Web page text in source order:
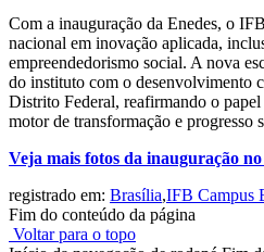
Com a inauguração da Enedes, o
nacional em inovação aplicada,
empreendedorismo social. A nova
do instituto com o desenvolvimento
Distrito Federal, reafirmando o
motor de transformação e progresso
Veja mais fotos da inauguração
registrado em: Brasília,IFB Campus
Fim do conteúdo da página
Voltar para o topo